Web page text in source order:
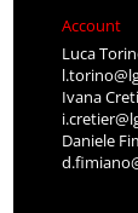
Account
Luca
Ivana
Daniele